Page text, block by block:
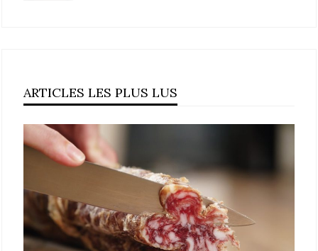
ARTICLES LES PLUS LUS